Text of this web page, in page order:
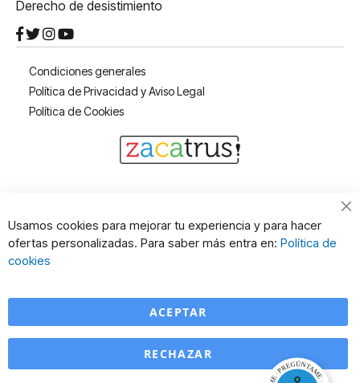
Derecho de desistimiento
Condiciones generales
Política de Privacidad y Aviso Legal
Política de Cookies
Usamos cookies para mejorar tu experiencia y para hacer
ofertas personalizadas. Para saber más entra en: Política de
cookies
ACEPTAR
RECHAZAR